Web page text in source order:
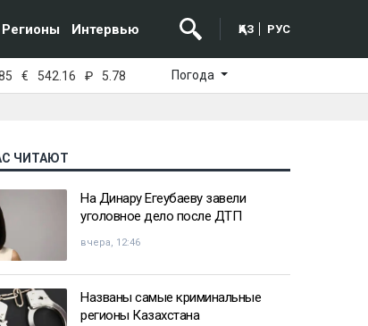
Регионы Интервью ҚАЗ РУС
€ 542.16 ₽ 5.78 Погода
ЧИТАЮТ
На Динару Егеубаеву завели
уголовное дело после ДТП
вчера, 12:46
Названы самые криминальные
регионы Казахстана